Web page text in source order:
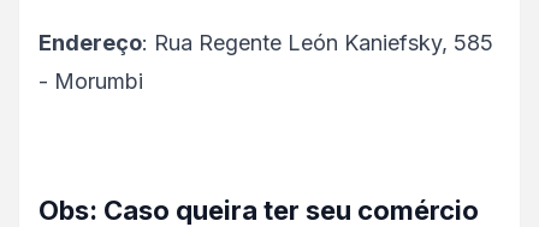
Endereço: Rua Regente León Kaniefsky, 585
- Morumbi
Obs: Caso queira ter seu comércio